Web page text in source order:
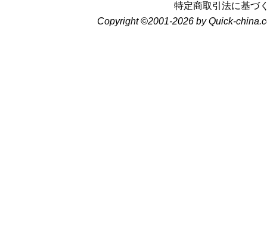
特定商取引法に基づ
Copyright ©2001-2026 by Quick-